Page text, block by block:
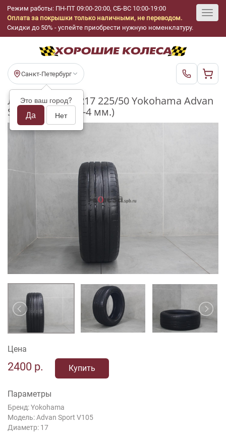
Режим работы: ПН-ПТ 09:00-20:00, СБ-ВС 10:00-19:00
Оплата за покрышки только наличными, не переводом.
Скидки до 50% - успейте приобрести нужную номенклатуру.
Санкт-Петербург
Это ваш город?
Да Нет
Летние шины R17 225/50 Yokohama Advan
Sport V105 бу (3-4 мм.)
Цена
2400 р. Купить
Параметры
Бренд: Yokohama
Модель: Advan Sport V105
Диаметр: 17